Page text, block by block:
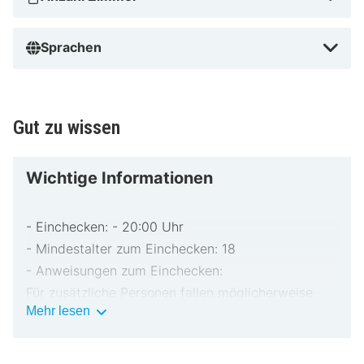
Sprachen
Gut zu wissen
Wichtige Informationen
- Einchecken: - 20:00 Uhr
- Mindestalter zum Einchecken: 18
- Anweisungen zum Einchecken:
Für zusätzliche Personen fallen möglicherweise
Gebühren an, die abhängig von den Bestimmungen
Mehr lesen Wichtige